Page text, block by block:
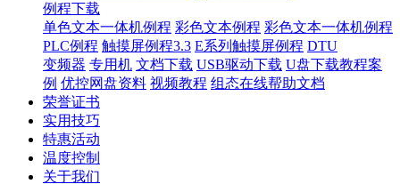
例程下载
单色文本一体机例程 彩色文本例程 彩色文本一体机例程
PLC例程 触摸屏例程3.3 E系列触摸屏例程 DTU
变频器 专用机 文档下载 USB驱动下载 U盘下载教程案
例 优控网盘资料 视频教程 组态在线帮助文档
荣誉证书
实用技巧
特惠活动
温度控制
关于我们